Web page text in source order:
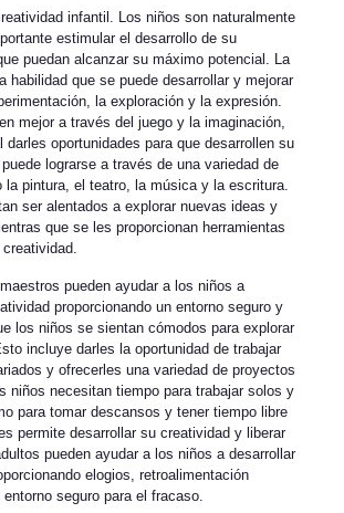
infantil. Los niños son naturalmente
estimular el desarrollo de su
puedan alcanzar su máximo potencial. La
habilidad que se puede desarrollar y mejorar
la exploración y la expresión.
mejor a través del juego y la imaginación,
darles oportunidades para que desarrollen su
lograrse a través de una variedad de
la pintura, el teatro, la música y la escritura.
ser alentados a explorar nuevas ideas y
que se les proporcionan herramientas
pueden ayudar a los niños a
proporcionando un entorno seguro y
los niños se sientan cómodos para explorar
incluye darles la oportunidad de trabajar
y ofrecerles una variedad de proyectos
niños necesitan tiempo para trabajar solos y
para tomar descansos y tener tiempo libre
permite desarrollar su creatividad y liberar
pueden ayudar a los niños a desarrollar
elogios, retroalimentación
seguro para el fracaso.